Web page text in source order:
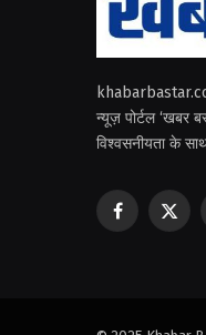
न्यूज़ पोर्टल ‘खबर
विश्वसनीयता के
Facebook
X